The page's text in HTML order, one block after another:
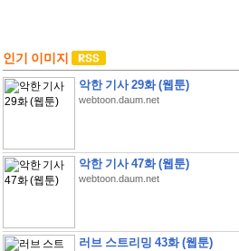
인기 이미지
악한 기사 29화 (웹툰)
webtoon.daum.net
악한 기사 47화 (웹툰)
webtoon.daum.net
러브 스트리밍 43화 (웹툰)